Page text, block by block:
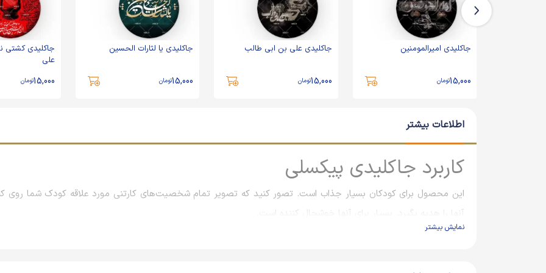
جاکلیدی امیرالمومنین
15,000تومان
جاکلیدی علی بن ابی طالب
15,000تومان
جاکلیدی یا لثارات الحسین
15,000تومان
جاکلیدی
علی
15,000تومان
اطلاعات بیشتر
کاربرد جاکلیدی پیکسلی
این محصول برای کودکان بسیار جذاب است. تصور کنید که تصویر تمام شخصیت‌های کارتنی مورد علاقه کودک شما روی
آنها را هدیه بگیرد. بسیار برای آنها خوشحال کننده است.
نمایش بیشتر